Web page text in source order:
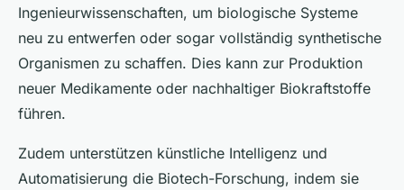
Ingenieurwissenschaften, um biologische Systeme
neu zu entwerfen oder sogar vollständig synthetische
Organismen zu schaffen. Dies kann zur Produktion
neuer Medikamente oder nachhaltiger Biokraftstoffe
führen.
Zudem unterstützen künstliche Intelligenz und
Automatisierung die Biotech-Forschung, indem sie